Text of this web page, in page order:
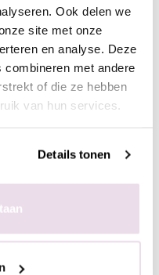
Ook delen we
site met onze
en analyse. Deze
combineren met andere
of die ze hebben
van hun services.
Details tonen
Anole Rubber Corrector
18
€ 15,95